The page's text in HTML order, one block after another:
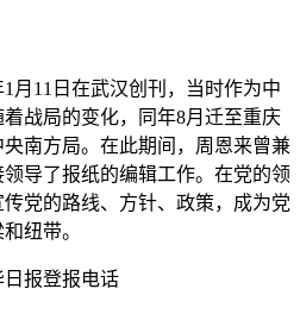
1月11日在武汉创刊，当时作为中
战局的变化，同年8月迁至重庆
南方局。在此期间，周恩来曾兼
导了报纸的编辑工作。在党的领
党的路线、方针、政策，成为党
纽带。